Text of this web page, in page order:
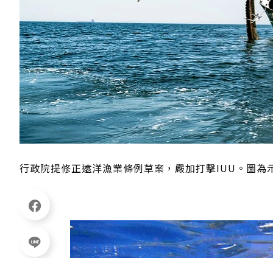
行政院提修正遠洋漁業條例草案，嚴加打擊IUU。圖